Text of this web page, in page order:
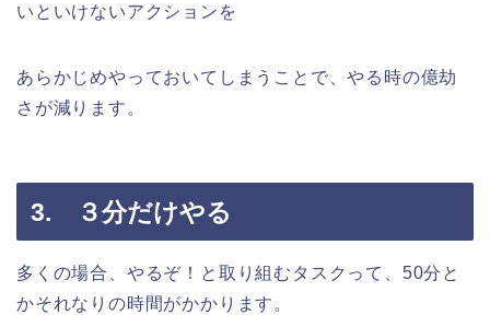
いといけないアクションを
あらかじめやっておいてしまうことで、やる時の億劫
さが減ります。
3. ３分だけやる
多くの場合、やるぞ！と取り組むタスクって、50分と
かそれなりの時間がかかります。